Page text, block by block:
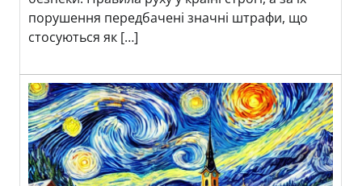
порушення передбачені значні штрафи, що
стосуються як […]